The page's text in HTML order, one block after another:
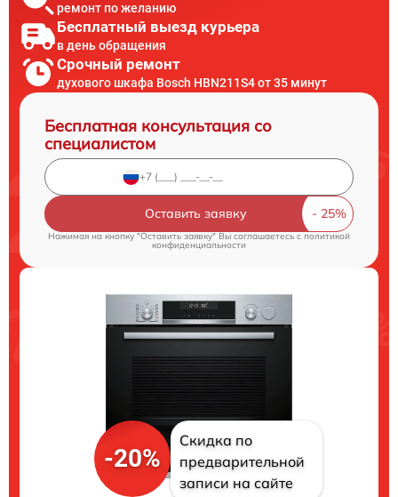
ремонт по желанию
Бесплатный выезд курьера
в день обращения
Срочный ремонт
духового шкафа Bosch HBN211S4 от 35 минут
Бесплатная консультация со
специалистом
Оставить заявку
Нажимая на кнопку "Оставить заявку" Вы соглашаетесь cполитикой
конфиденциальности
-20%
Скидка по
предварительной
записи на сайте